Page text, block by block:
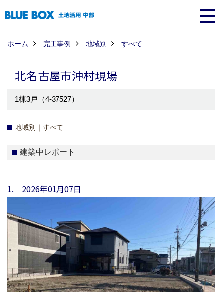
ホーム 完工事例 地域別 すべて
北名古屋市沖村現場
1棟3戸（4-37527）
地域別｜すべて
建築中レポート
1. 2026年01月07日